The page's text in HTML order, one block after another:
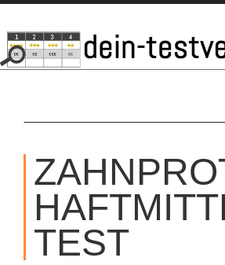
SKIP
CONTENT
TEST